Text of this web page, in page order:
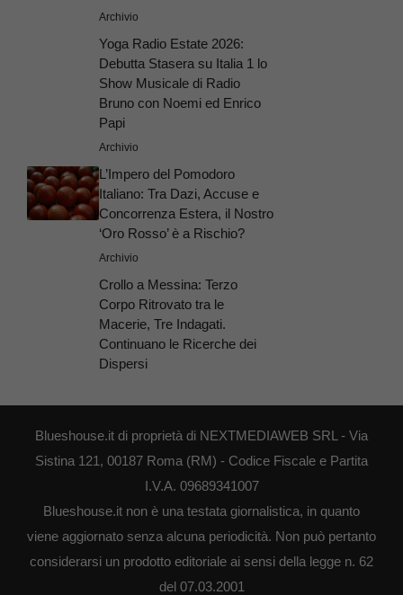
Archivio
Yoga Radio Estate 2026:
Debutta Stasera su Italia 1 lo
Show Musicale di Radio
Bruno con Noemi ed Enrico
Papi
Archivio
L’Impero del Pomodoro
Italiano: Tra Dazi, Accuse e
Concorrenza Estera, il Nostro
‘Oro Rosso’ è a Rischio?
Archivio
Crollo a Messina: Terzo
Corpo Ritrovato tra le
Macerie, Tre Indagati.
Continuano le Ricerche dei
Dispersi
Blueshouse.it di proprietà di NEXTMEDIAWEB SRL - Via
Sistina 121, 00187 Roma (RM) - Codice Fiscale e Partita
I.V.A. 09689341007
Blueshouse.it non è una testata giornalistica, in quanto
viene aggiornato senza alcuna periodicità. Non può pertanto
considerarsi un prodotto editoriale ai sensi della legge n. 62
del 07.03.2001